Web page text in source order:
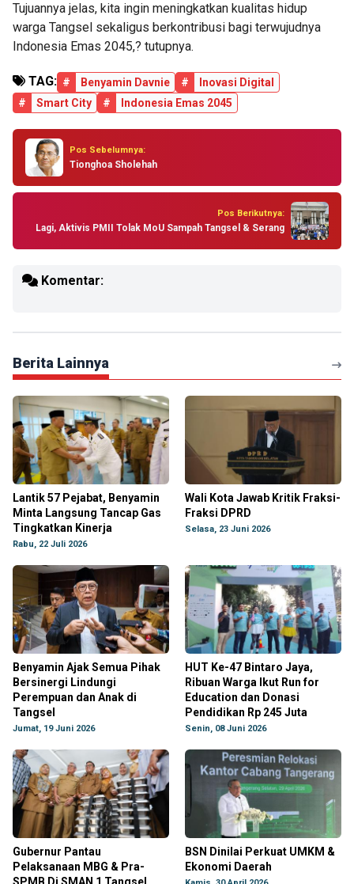
Tujuannya jelas, kita ingin meningkatkan kualitas hidup
warga Tangsel sekaligus berkontribusi bagi terwujudnya
Indonesia Emas 2045,? tutupnya.
TAG: # Benyamin Davnie #
Inovasi Digital
#
Smart City # Indonesia Emas 2045
Pos Sebelumnya:
Tionghoa Sholehah
Pos Berikutnya:
Lagi, Aktivis PMII Tolak MoU Sampah Tangsel & Serang
Komentar:
Berita Lainnya
Lantik 57 Pejabat, Benyamin
Minta Langsung Tancap Gas
Tingkatkan Kinerja
Rabu, 22 Juli 2026
Wali Kota Jawab Kritik Fraksi-
Fraksi DPRD
Selasa, 23 Juni 2026
Benyamin Ajak Semua Pihak
Bersinergi Lindungi
Perempuan dan Anak di
Tangsel
Jumat, 19 Juni 2026
HUT Ke-47 Bintaro Jaya,
Ribuan Warga Ikut Run for
Education dan Donasi
Pendidikan Rp 245 Juta
Senin, 08 Juni 2026
Gubernur Pantau
Pelaksanaan MBG & Pra-
BSN Dinilai Perkuat UMKM &
Ekonomi Daerah